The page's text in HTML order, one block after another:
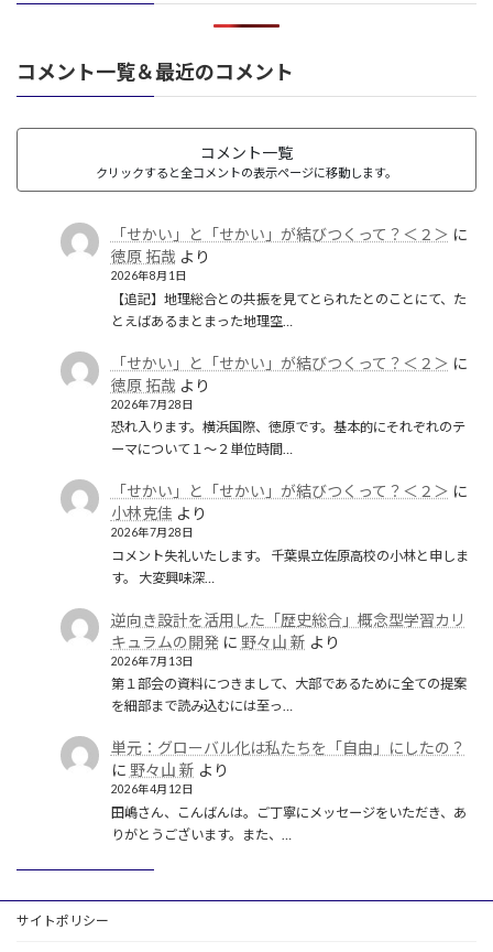
コメント一覧＆最近のコメント
コメント一覧
クリックすると全コメントの表示ページに移動します。
「せかい」と「せかい」が結びつくって？＜２＞ に
徳原 拓哉 より
2026年8月1日
【追記】地理総合との共振を見てとられたとのことにて、た
とえばあるまとまった地理空…
「せかい」と「せかい」が結びつくって？＜２＞ に
徳原 拓哉 より
2026年7月28日
恐れ入ります。横浜国際、徳原です。基本的にそれぞれのテ
ーマについて１〜２単位時間…
「せかい」と「せかい」が結びつくって？＜２＞ に
小林克佳 より
2026年7月28日
コメント失礼いたします。 千葉県立佐原高校の小林と申しま
す。 大変興味深…
逆向き設計を活用した「歴史総合」概念型学習カリ
キュラムの開発に 野々山 新 より
2026年7月13日
第１部会の資料につきまして、大部であるために全ての提案
を細部まで読み込むには至っ…
単元：グローバル化は私たちを「自由」にしたの？
に 野々山 新 より
2026年4月12日
田嶋さん、こんばんは。ご丁寧にメッセージをいただき、あ
りがとうございます。また、…
サイトポリシー